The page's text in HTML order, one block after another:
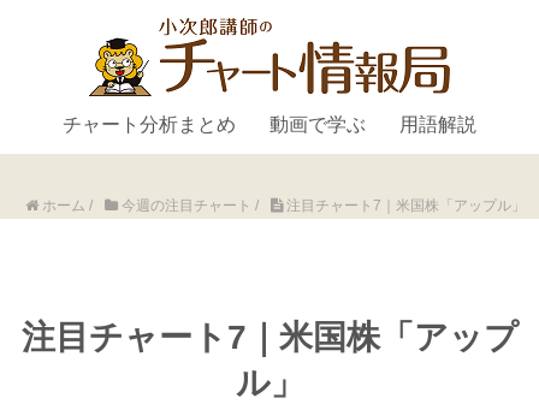
チャート分析まとめ 動画で学ぶ 用語解説
ホーム / 今週の注目チャート / 注目チャート7｜米国株「アップル」
注目チャート7｜米国株「アップ
ル」